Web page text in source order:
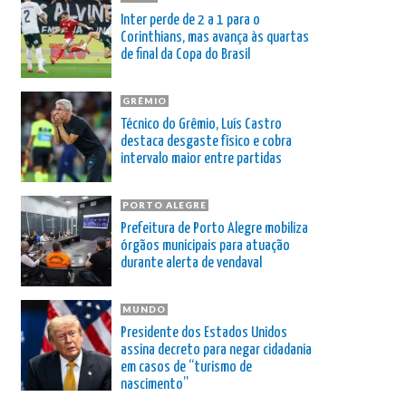
Inter perde de 2 a 1 para o
Corinthians, mas avança às quartas
de final da Copa do Brasil
GRÊMIO
Técnico do Grêmio, Luís Castro
destaca desgaste físico e cobra
intervalo maior entre partidas
PORTO ALEGRE
Prefeitura de Porto Alegre mobiliza
órgãos municipais para atuação
durante alerta de vendaval
MUNDO
Presidente dos Estados Unidos
assina decreto para negar cidadania
em casos de “turismo de
nascimento”